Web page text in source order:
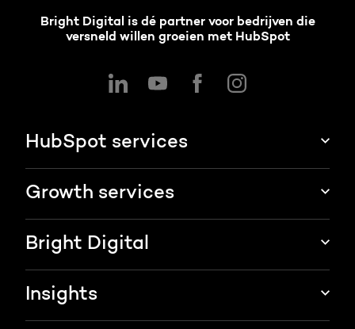
Bright Digital is dé partner voor bedrijven die
versneld willen groeien met HubSpot
HubSpot services
HubSpot integraties
HubSpot CRM maatwerk
HubSpot trainingen
Growth services
Websites & portals
Groei strategie
AI services
Bright Digital
Over ons
Insights